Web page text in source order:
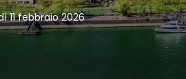
11 febbraio 2026